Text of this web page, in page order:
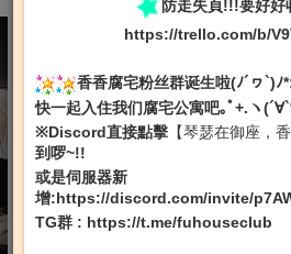
防走失頁!!!要好好
https://trello.com/b/
香香腐宅粉丝群诞生啦(ﾉ´ヮ`)ﾉ
快一起入住我们腐宅公寓吧｡ﾟ+.ヽ
※Discord直接點擊 【琴瑟在御座，
到啰~!!
或是伺服器新
增:https://discord.com/invite/
TG群 : https://t.me/fuhouseclub
完结